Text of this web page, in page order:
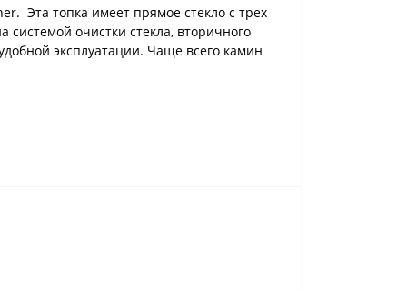
Эта топка имеет прямое стекло с трех
очистки стекла, вторичного
эксплуатации. Чаще всего камин